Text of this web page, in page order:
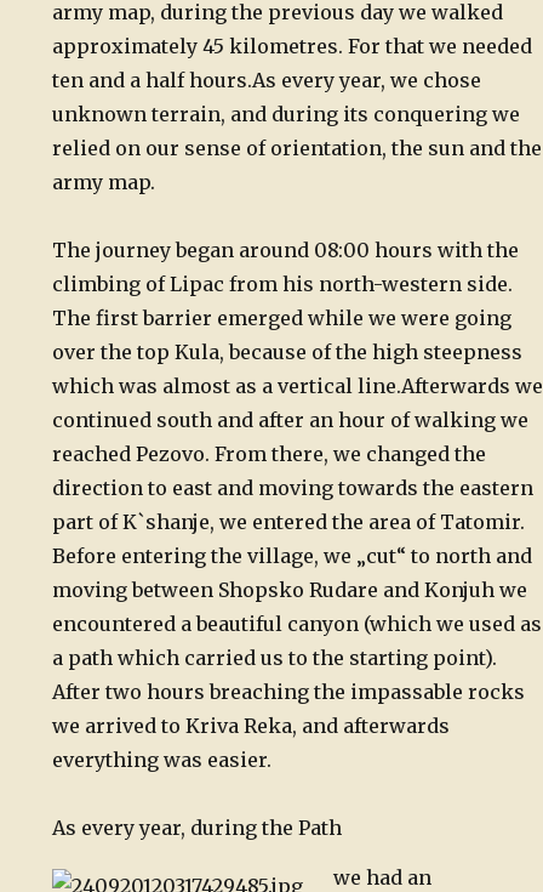
army map, during the previous day we walked
approximately 45 kilometres. For that we needed
ten and a half hours.As every year, we chose
unknown terrain, and during its conquering we
relied on our sense of orientation, the sun and the
army map.
The journey began around 08:00 hours with the
climbing of Lipac from his north-western side.
The first barrier emerged while we were going
over the top Kula, because of the high steepness
which was almost as a vertical line.Afterwards we
continued south and after an hour of walking we
reached Pezovo. From there, we changed the
direction to east and moving towards the eastern
part of K`shanje, we entered the area of Tatomir.
Before entering the village, we „cut“ to north and
moving between Shopsko Rudare and Konjuh we
encountered a beautiful canyon (which we used as
a path which carried us to the starting point).
After two hours breaching the impassable rocks
we arrived to Kriva Reka, and afterwards
everything was easier.
As every year, during the Path
we had an